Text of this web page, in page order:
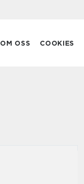
OM OSS COOKIES